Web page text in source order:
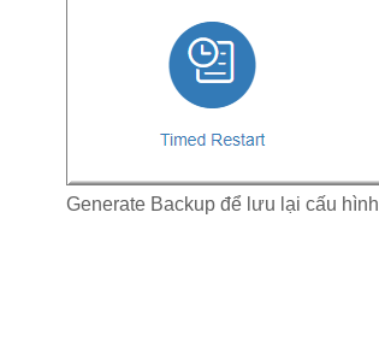
Generate Backup để lưu lại cấu hình